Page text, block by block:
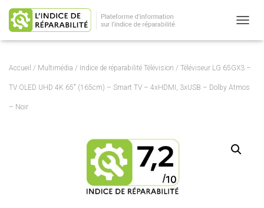
Accueil / Multimédia / Indice de réparabilité Télévision / Téléviseur LG 65GX3 –
TV OLED UHD 4K 65″ (165cm) – Smart TV – 4xHDMI, 3xUSB – Dolby Atmos
– Noir